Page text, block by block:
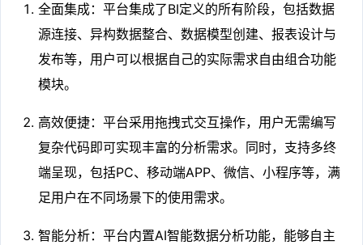
全面集成：平台集成了BI定义的所有阶段，包括数据
源连接、异构数据整合、数据模型创建、报表设计与
发布等，用户可以根据自己的实际需求自由组合功能
模块。
高效便捷：平台采用拖拽式交互操作，用户无需编写
复杂代码即可实现丰富的分析需求。同时，支持多终
端呈现，包括PC、移动端APP、微信、小程序等，满
足用户在不同场景下的使用需求。
智能分析：平台内置AI智能数据分析功能，能够自主